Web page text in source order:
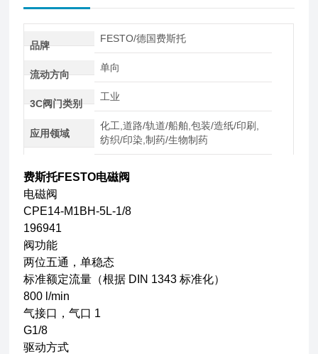
品牌
FESTO/德国费斯托
流动方向
单向
3C阀门类别
工业
应用领域
化工,道路/轨道/船舶,包装/造纸/印刷,
纺织/印染,制药/生物制药
费斯托FESTO电磁阀
电磁阀
CPE14-M1BH-5L-1/8
196941
阀功能
两位五通，单稳态
标准额定流量（根据 DIN 1343 标准化）
800 l/min
气接口，气口 1
G1/8
驱动方式